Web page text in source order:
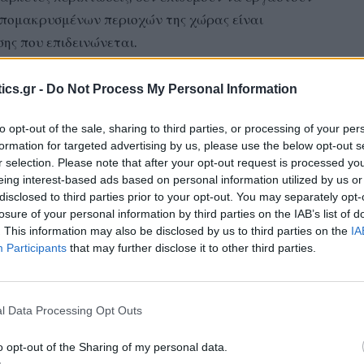
- Do Not Process My Personal Information
opt-out of the sale, sharing to third parties, or processing of your
for targeted advertising by us, please use the below opt-out
selection. Please note that after your opt-out request is processed
interest-based ads based on personal information utilized by us
to third parties prior to your opt-out. You may separately
of your personal information by third parties on the IAB’s list of
This information may also be disclosed by us to third parties on the
Participants that may further disclose it to other third parties.
Data Processing Opt Outs
opt-out of the Sharing of my personal data.
περιοχών της χώρας είναι
που επιδεινώνεται.
η καταγγελία του προέδρου της
Δημόσιων Νοσοκομείων (ΠΟΕΔΗΝ) Μιχάλη
γυναίκα χρειάστηκε να διανύσει την απόσταση
βρέθηκε διαθέσιμη μονάδα νεογνών για να
η υγειονομική θωράκιση νησιών και
γιατρών από άλλες περιοχές, οι οποίοι
μπόνους (αυξήθηκε φέτος σε 2.100 ευρώ/
τους).